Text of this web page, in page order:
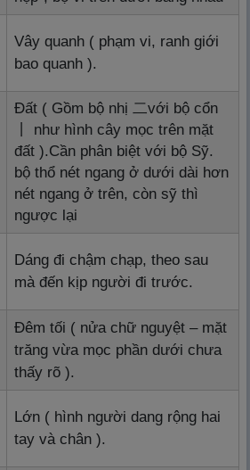
Vây quanh ( phạm vi, ranh giới
bao quanh ).
Đất ( Gồm bộ nhị 二với bộ cổn
Nghĩa: Trên dưới thông nhau,
Nét sổ trong chữ Hán
như hình cây mọc trên mặt
đất ).Cần phân biệt với bộ Sỹ.
bộ thổ nét ngang ở dưới dài hơn
nét ngang ở trên, còn sỹ thì
ngược lại
Dáng đi chậm chạp, theo sau
mà đến kịp người đi trước.
Đêm tối ( nửa chữ nguyệt – mặt
trăng vừa mọc phần dưới chưa
thấy rõ ).
Lớn ( hình người dang rộng hai
tay và chân ).